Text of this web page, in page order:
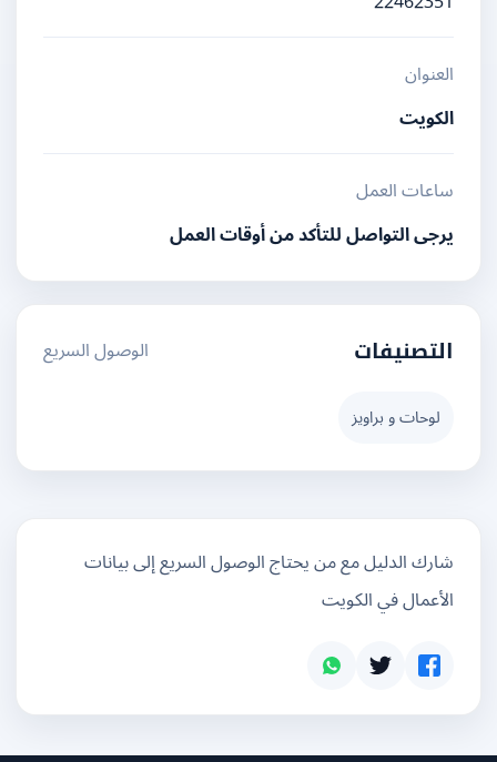
العنوان
الكويت
ساعات العمل
يرجى التواصل للتأكد من أوقات العمل
التصنيفات الوصول السريع
لوحات و براويز
شارك الدليل مع من يحتاج الوصول السريع إلى بيانات
الأعمال في الكويت